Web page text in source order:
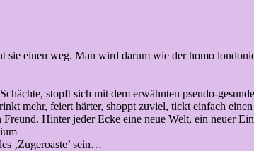
sie einen weg. Man wird darum wie der homo
stopft sich mit dem erwähnten pseudo-
mehr, feiert härter, shoppt zuviel, tickt einfach
Hinter jeder Ecke eine neue Welt, ein neuer
‚Zugeroaste’ sein…